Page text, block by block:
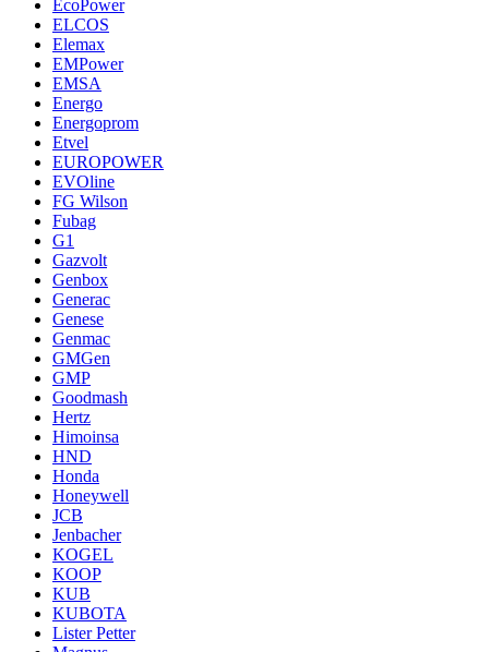
EcoPower
ELCOS
Elemax
EMPower
EMSA
Energo
Energoprom
Etvel
EUROPOWER
EVOline
FG Wilson
Fubag
G1
Gazvolt
Genbox
Generac
Genese
Genmac
GMGen
GMP
Goodmash
Hertz
Himoinsa
HND
Honda
Honeywell
JCB
Jenbacher
KOGEL
KOOP
KUB
KUBOTA
Lister Petter